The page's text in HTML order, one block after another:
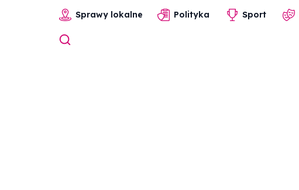
Sprawy lokalne Polityka Sport